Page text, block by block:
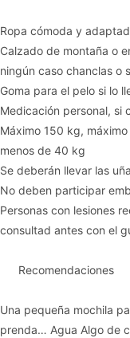
Ropa cómoda y
Calzado de montaña o
ningún caso chanclas o
Goma para el pelo si lo
Medicación personal, si
Máximo 150 kg,
menos de 40 kg
Se deberán llevar las
No deben participar
Personas con lesiones
consultad antes con el
Recomendaciones
Una pequeña mochila
prenda… Agua Algo de